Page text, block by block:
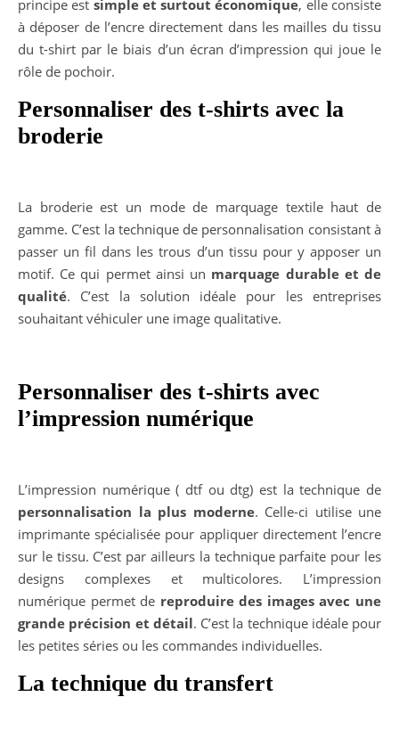
principe est simple et surtout économique, elle consiste
à déposer de l’encre directement dans les mailles du tissu
du t-shirt par le biais d’un écran d’impression qui joue le
rôle de pochoir.
Personnaliser des t-shirts avec la
broderie
La broderie est un mode de marquage textile haut de
gamme. C’est la technique de personnalisation consistant à
passer un fil dans les trous d’un tissu pour y apposer un
motif. Ce qui permet ainsi un marquage durable et de
qualité. C’est la solution idéale pour les entreprises
souhaitant véhiculer une image qualitative.
Personnaliser des t-shirts avec
l’impression numérique
L’impression numérique ( dtf ou dtg) est la technique de
personnalisation la plus moderne. Celle-ci utilise une
imprimante spécialisée pour appliquer directement l’encre
sur le tissu. C’est par ailleurs la technique parfaite pour les
designs complexes et multicolores. L’impression
numérique permet de reproduire des images avec une
grande précision et détail. C’est la technique idéale pour
les petites séries ou les commandes individuelles.
La technique du transfert